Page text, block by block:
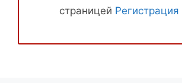
страницей Регистрация